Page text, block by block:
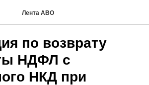
Лента АВО
по возврату
НДФЛ с
НКД при